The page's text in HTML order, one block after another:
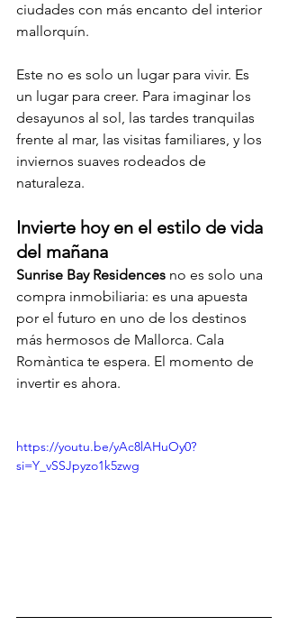
ciudades con más encanto del interior
mallorquín.
Este no es solo un lugar para vivir. Es
un lugar para creer. Para imaginar los
desayunos al sol, las tardes tranquilas
frente al mar, las visitas familiares, y los
inviernos suaves rodeados de
naturaleza.
Invierte hoy en el estilo de vida
del mañana
Sunrise Bay Residences no es solo una
compra inmobiliaria: es una apuesta
por el futuro en uno de los destinos
más hermosos de Mallorca. Cala
Romàntica te espera. El momento de
invertir es ahora.
https://youtu.be/yAc8lAHuOy0?
si=Y_vSSJpyzo1k5zwg